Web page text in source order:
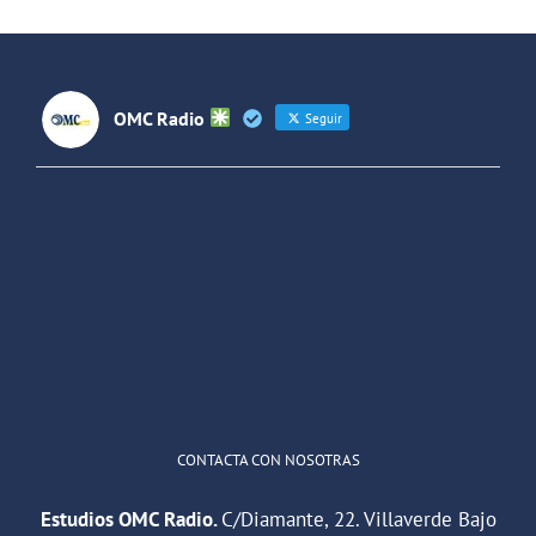
OMC Radio Seguir
CONTACTA CON NOSOTRAS
Estudios OMC Radio.C/Diamante, 22. Villaverde Bajo